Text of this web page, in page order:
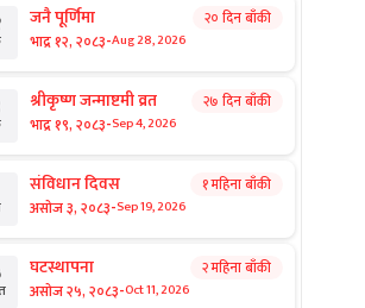
जनै पूर्णिमा
भाद्र १२, २०८३-Aug 28, 2026
२० दिन बाँकी
श्रीकृष्ण जन्माष्टमी व्रत
भाद्र १९, २०८३-Sep 4, 2026
२७ दिन बाँकी
संविधान दिवस
असोज ३, २०८३-Sep 19, 2026
१ महिना बाँकी
घटस्थापना
असोज २५, २०८३-Oct 11, 2026
२ महिना बाँकी